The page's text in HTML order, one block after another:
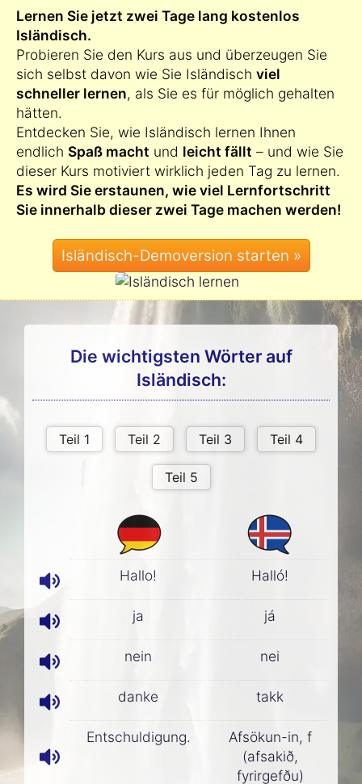
Lernen Sie jetzt zwei Tage lang kostenlos
Isländisch.
Probieren Sie den Kurs aus und überzeugen Sie
sich selbst davon wie Sie Isländisch viel
schneller lernen, als Sie es für möglich gehalten
hätten.
Entdecken Sie, wie Isländisch lernen Ihnen
endlich Spaß macht und leicht fällt – und wie Sie
dieser Kurs motiviert wirklich jeden Tag zu lernen.
Es wird Sie erstaunen, wie viel Lernfortschritt
Sie innerhalb dieser zwei Tage machen werden!
Die wichtigsten Wörter auf
Isländisch:
Hallo! Halló!
ja já
nein nei
danke takk
Entschuldigung.
Afsökun-in, f
(afsakið,
fyrirgefðu)